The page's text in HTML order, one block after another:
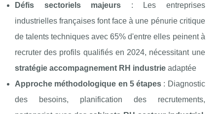
Défis sectoriels majeurs : Les entreprises
industrielles françaises font face à une pénurie critique
de talents techniques avec 65% d'entre elles peinent à
recruter des profils qualifiés en 2024, nécessitant une
stratégie accompagnement RH industrie adaptée
Approche méthodologique en 5 étapes : Diagnostic
des besoins, planification des recrutements,